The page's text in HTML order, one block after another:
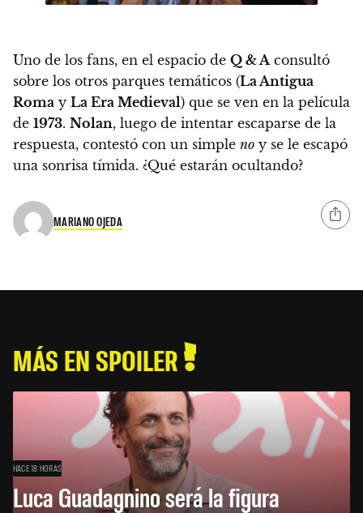
Uno de los fans, en el espacio de Q & Aconsultó
sobre los otros parques temáticos (La Antigua
Roma y La Era Medieval) que se ven en la película
de 1973. Nolan, luego de intentar escaparse de la
respuesta, contestó con un simple no y se le escapó
una sonrisa tímida. ¿Qué estarán ocultando?
MARIANO OJEDA
MÁS EN SPOILER
HACE 18 HORAS
Luca Guadagnino será la figura